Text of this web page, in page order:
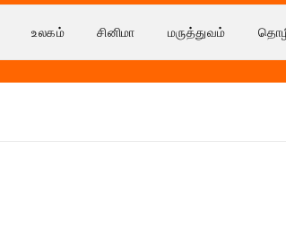
உலகம் சினிமா மருத்துவம்